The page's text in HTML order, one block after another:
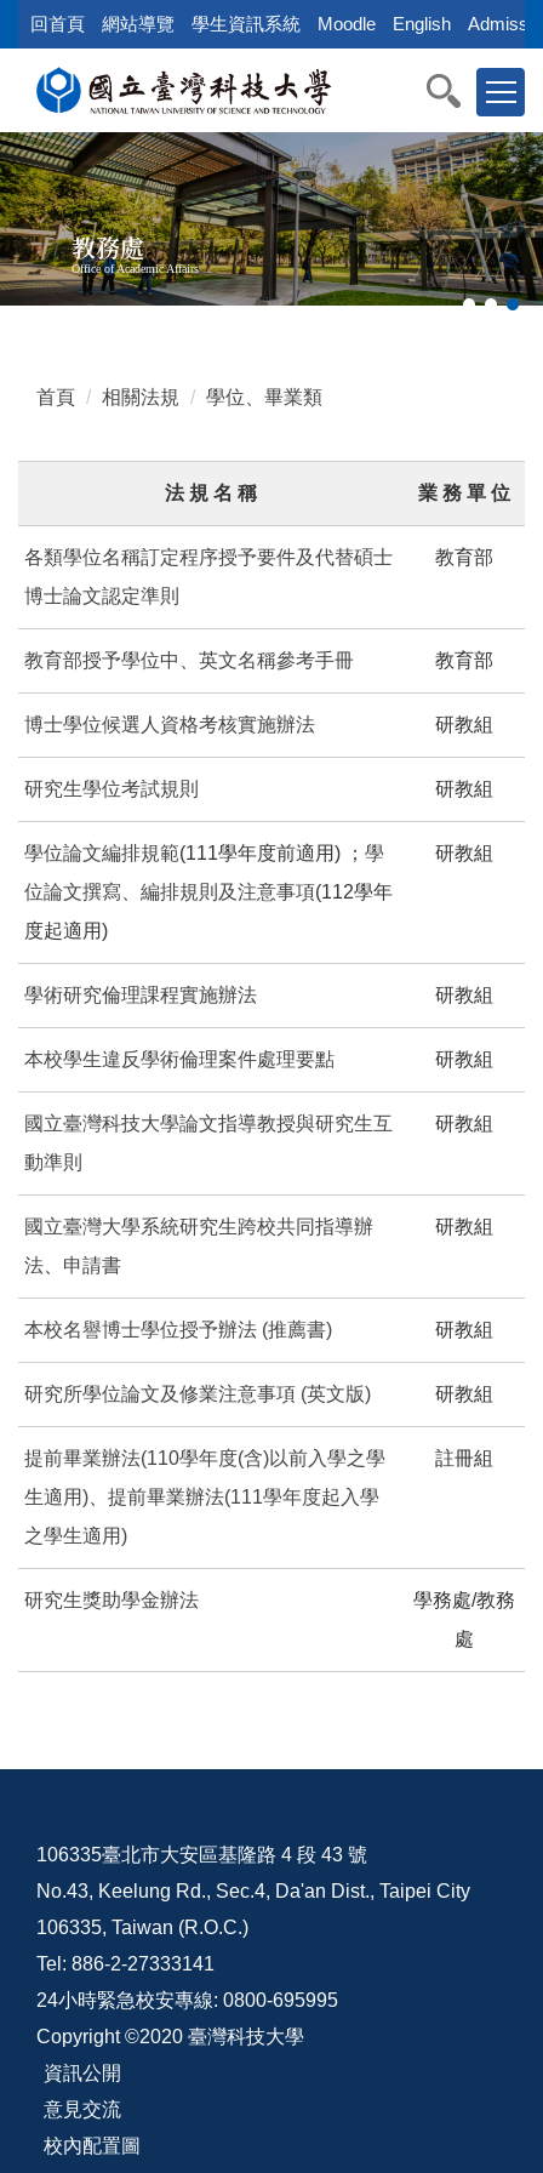
到
內
容
區
回首頁 網站導覽 學生資訊系統 Moodle English
教務處
Office of Academic Affairs
首頁 相關法規 學位、畢業類
法 規 名 稱 業 務 單 位
各類學位名稱訂定程序授予要件及代替碩士
博士論文認定準則
教育部
教育部授予學位中、英文名稱參考手冊 教育部
博士學位候選人資格考核實施辦法 研教組
研究生學位考試規則 研教組
學位論文編排規範(111學年度前適用) ； 學
位論文撰寫、編排規則及注意事項(112學年
度起適用)
研教組
學術研究倫理課程實施辦法 研教組
本校學生違反學術倫理案件處理要點 研教組
國立臺灣科技大學論文指導教授與研究生互
動準則
研教組
國立臺灣大學系統研究生跨校共同指導辦
法
申請書
研教組
本校名譽博士學位授予辦法 (推薦書) 研教組
研究所學位論文及修業注意事項 (英文版) 研教組
提前畢業辦法(110學年度(含)以前入學之學
生適用)
提前畢業辦法(111學年度起入學
之學生適用)
註冊組
研究生獎助學金辦法
學務處/教務
處
106335臺北市大安區基隆路 4 段 43 號
No.43, Keelung Rd., Sec.4, Da'an Dist., Taipei City
106335, Taiwan (R.O.C.)
Tel: 886-2-27333141
24小時緊急校安專線: 0800-695995
Copyright ©2020 臺灣科技大學
資訊公開
意見交流
校內配置圖